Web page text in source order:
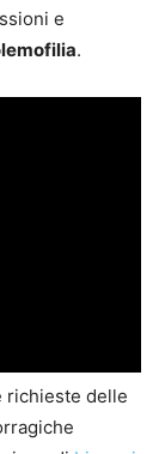
e
.
richieste delle